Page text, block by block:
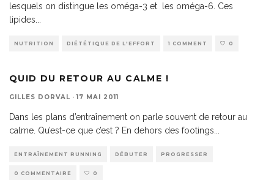
lesquels on distingue les oméga-3 et les oméga-6. Ces
lipides
NUTRITION DIÉTÉTIQUE DE L'EFFORT 1 COMMENT 0
QUID DU RETOUR AU CALME !
GILLES DORVAL · 17 MAI 2011
Dans les plans d’entraînement on parle souvent de retour au
calme. Qu’est-ce que c’est ? En dehors des footings
ENTRAÎNEMENT RUNNING DÉBUTER PROGRESSER
0 COMMENTAIRE 0